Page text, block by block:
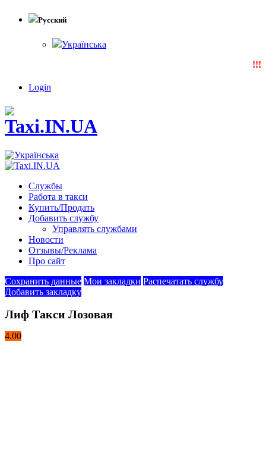
Русский
Українська
Login
Службы
Работа в такси
Купить/Продать
Добавить службу
Управлять службами
Новости
Отзывы/Реклама
Про сайт
Сохранить данные Мои закладки Распечатать службу
Добавить закладку
Лиф Такси Лозовая
4.00